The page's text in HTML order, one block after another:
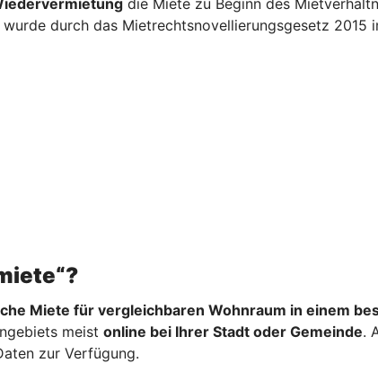
durch das Mietrechtsnovellierungsgesetz
Miete für vergleichbaren Wohnraum in einem
meist online bei Ihrer Stadt oder Gemeinde.
zur Verfügung.